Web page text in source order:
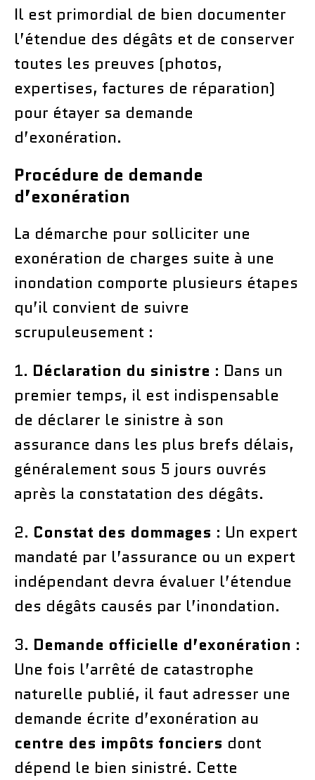
Il est primordial de bien documenter
l’étendue des dégâts et de conserver
toutes les preuves (photos,
expertises, factures de réparation)
pour étayer sa demande
d’exonération.
Procédure de demande
d’exonération
La démarche pour solliciter une
exonération de charges suite à une
inondation comporte plusieurs étapes
qu’il convient de suivre
scrupuleusement :
1. Déclaration du sinistre : Dans un
premier temps, il est indispensable
de déclarer le sinistre à son
assurance dans les plus brefs délais,
généralement sous 5 jours ouvrés
après la constatation des dégâts.
2. Constat des dommages : Un expert
mandaté par l’assurance ou un expert
indépendant devra évaluer l’étendue
des dégâts causés par l’inondation.
3. Demande officielle d’exonération :
Une fois l’arrêté de catastrophe
naturelle publié, il faut adresser une
demande écrite d’exonération au
centre des impôts fonciers dont
dépend le bien sinistré. Cette